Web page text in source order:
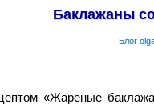
Баклажаны
Блог
«Жареные